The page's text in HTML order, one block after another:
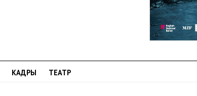
КАДРЫ ТЕАТР